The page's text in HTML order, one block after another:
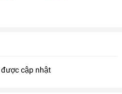
cập nhật